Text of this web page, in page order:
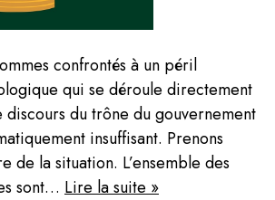
confrontés à un péril
qui se déroule directement
discours du trône du gouvernement
insuffisant. Prenons
de la situation. L’ensemble des
sont… Lire la suite »